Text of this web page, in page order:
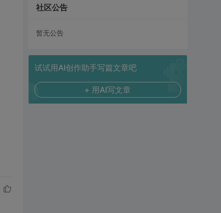
社区公告
暂无公告
试试用AI创作助手写篇文章吧
+ 用AI写文章